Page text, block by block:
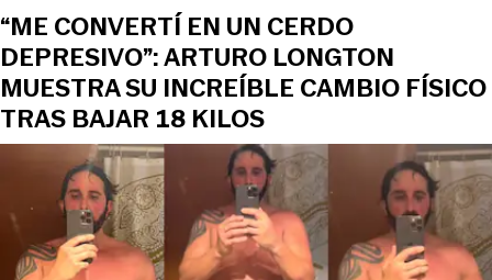
“ME CONVERTÍ EN UN CERDO
DEPRESIVO”: ARTURO LONGTON
MUESTRA SU INCREÍBLE CAMBIO FÍSICO
TRAS BAJAR 18 KILOS